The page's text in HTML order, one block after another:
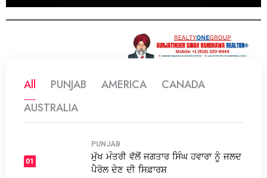
All PUNJAB AMERICA
CANADA
AUSTRALIA
01
PUNJAB
ਮੁੱਖ ਮੰਤਰੀ ਵੱਲੋਂ ਜਗਤਾਰ ਸਿੰਘ ਹਵਾਰਾ ਨੂੰ ਜਲਦ
ਪੈਰੋਲ ਦੇਣ ਦੀ ਸਿਫ਼ਾਰਸ਼